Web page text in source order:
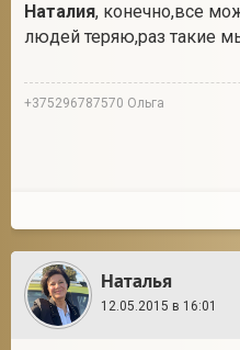
Наталия, конечно,все
людей теряю,раз такие
+375296787570 Ольга
Наталья
12.05.2015 в 16:01